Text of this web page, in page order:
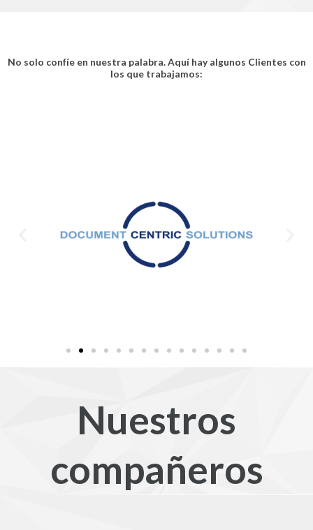
No solo confíe en nuestra palabra. Aquí hay algunos Clientes con
los que trabajamos:
Nuestros
compañeros